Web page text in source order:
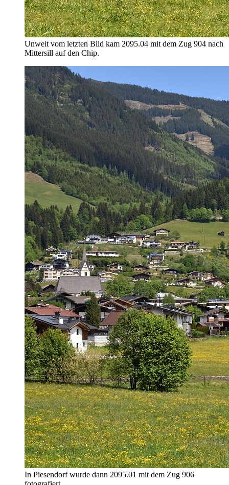
Unweit vom letzten Bild kam 2095.04 mit dem Zug 904 nach
Mittersill auf den Chip.
In Piesendorf wurde dann 2095.01 mit dem Zug 906